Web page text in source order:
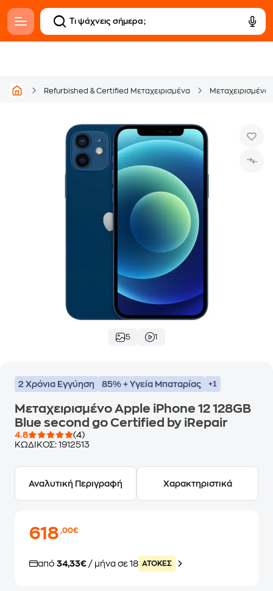
Refurbished & Certified Μεταχειρισμένα
5 1
2 Χρόνια Εγγύηση 85% + Υγεία Μπαταρίας +1
Μεταχειρισμένο Apple iPhone 12 128GB
Blue second go Certified by iRepair
4.8
(4)
ΚΩΔΙΚΟΣ: 1912513
Αναλυτική Περιγραφή Χαρακτηριστικά
618,00€
από 34,33€ / μήνα σε 18 ATOKEΣ